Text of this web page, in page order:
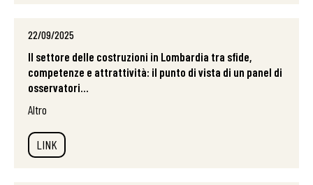
22/09/2025
Il settore delle costruzioni in Lombardia tra sfide,
competenze e attrattività: il punto di vista di un panel di
osservatori...
Altro
LINK